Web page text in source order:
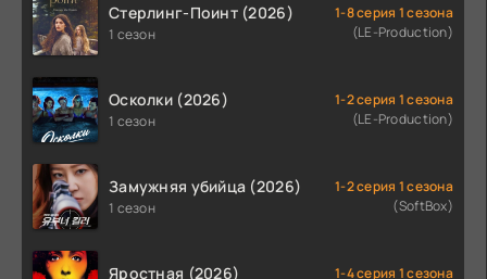
Стерлинг-Поинт (2026)
1 сезон
1-8 серия 1 сезона
(LE-Production)
Осколки (2026)
1 сезон
1-2 серия 1 сезона
(LE-Production)
Замужняя убийца (2026)
1 сезон
1-2 серия 1 сезона
(SoftBox)
Яростная (2026)
1-4 серия 1 сезона